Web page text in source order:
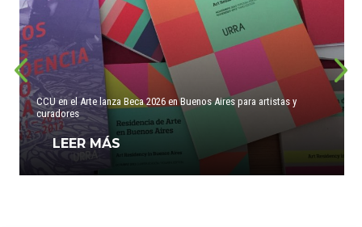
CCU en el Arte lanza Beca 2026 en Buenos Aires para artistas y
curadores
LEER MÁS